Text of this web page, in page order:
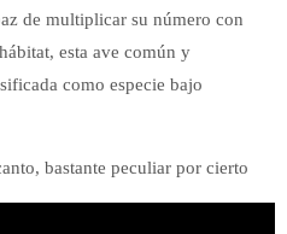
de multiplicar su número con
esta ave común y
como especie bajo
bastante peculiar por cierto